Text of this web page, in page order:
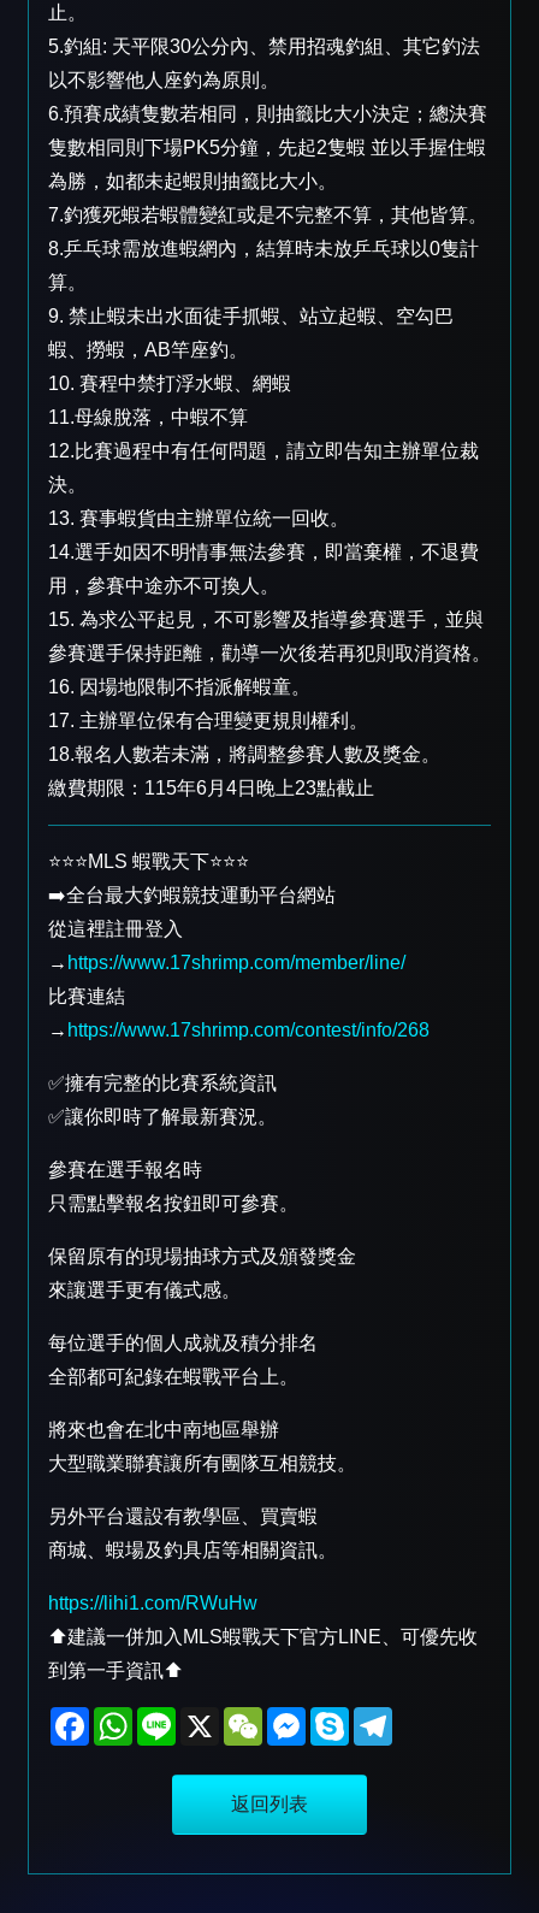
止。
5.釣組: 天平限30公分內、禁用招魂釣組、其它釣法
以不影響他人座釣為原則。
6.預賽成績隻數若相同，則抽籤比大小決定；總決賽
隻數相同則下場PK5分鐘，先起2隻蝦 並以手握住蝦
為勝，如都未起蝦則抽籤比大小。
7.釣獲死蝦若蝦體變紅或是不完整不算，其他皆算。
8.乒乓球需放進蝦網內，結算時未放乒乓球以0隻計
算。
9. 禁止蝦未出水面徒手抓蝦、站立起蝦、空勾巴
蝦、撈蝦，AB竿座釣。
10. 賽程中禁打浮水蝦、網蝦
11.母線脫落，中蝦不算
12.比賽過程中有任何問題，請立即告知主辦單位裁
決。
13. 賽事蝦貨由主辦單位統一回收。
14.選手如因不明情事無法參賽，即當棄權，不退費
用，參賽中途亦不可換人。
15. 為求公平起見，不可影響及指導參賽選手，並與
參賽選手保持距離，勸導一次後若再犯則取消資格。
16. 因場地限制不指派解蝦童。
17. 主辦單位保有合理變更規則權利。
18.報名人數若未滿，將調整參賽人數及獎金。
繳費期限：115年6月4日晚上23點截止
⭐️⭐️⭐️MLS 蝦戰天下⭐️⭐️⭐️
➡️全台最大釣蝦競技運動平台網站
從這裡註冊登入
→ https://www.17shrimp.com/member/line/
比賽連結
→ https://www.17shrimp.com/contest/info/268
✅擁有完整的比賽系統資訊
✅讓你即時了解最新賽況。
參賽在選手報名時
只需點擊報名按鈕即可參賽。
保留原有的現場抽球方式及頒發獎金
來讓選手更有儀式感。
每位選手的個人成就及積分排名
全部都可紀錄在蝦戰平台上。
將來也會在北中南地區舉辦
大型職業聯賽讓所有團隊互相競技。
另外平台還設有教學區、買賣蝦
商城、蝦場及釣具店等相關資訊。
https://lihi1.com/RWuHw
⬆️建議一併加入MLS蝦戰天下官方LINE、可優先收
到第一手資訊⬆️
F
a
W
h
e
X
W
h
a
t
M
e
s
e
n
g
r
S
p
返回列表